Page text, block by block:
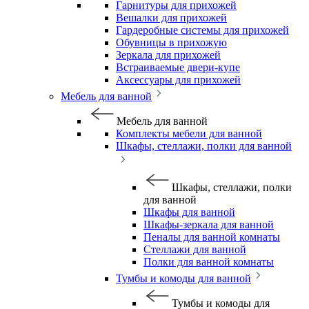
Гарнитуры для прихожей
Вешалки для прихожей
Гардеробные системы для прихожей
Обувницы в прихожую
Зеркала для прихожей
Встраиваемые двери-купе
Аксессуары для прихожей
Мебель для ванной
Мебель для ванной
Комплекты мебели для ванной
Шкафы, стеллажи, полки для ванной
Шкафы, стеллажи, полки
для ванной
Шкафы для ванной
Шкафы-зеркала для ванной
Пеналы для ванной комнаты
Стеллажи для ванной
Полки для ванной комнаты
Тумбы и комоды для ванной
Тумбы и комоды для